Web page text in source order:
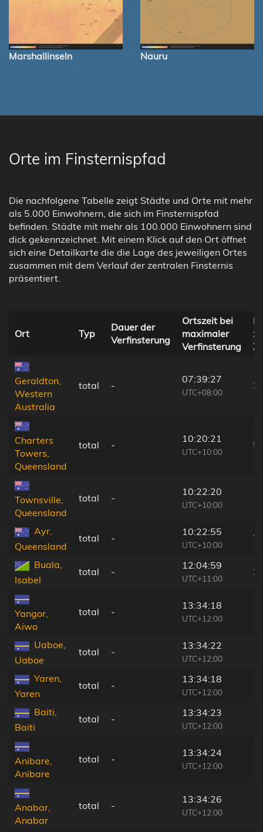
Marshallinseln Nauru
Orte im Finsternispfad
Die nachfolgene Tabelle zeigt Städte und Orte mit mehr
als 5.000 Einwohnern, die sich im Finsternispfad
befinden. Städte mit mehr als 100.000 Einwohnern sind
dick gekennzeichnet. Mit einem Klick auf den Ort öffnet
sich eine Detailkarte die die Lage des jeweiligen Ortes
zusammen mit dem Verlauf der zentralen Finsternis
präsentiert.
Ort Typ
Dauer der
Verfinsterung
Ortszeit bei
maximaler
Verfinsterung
Geraldton,
Western
Australia
total -
07:39:27
UTC+08:00
Charters
Towers,
Queensland
total -
10:20:21
UTC+10:00
Townsville,
Queensland
total -
10:22:20
UTC+10:00
Ayr,
Queensland
total -
10:22:55
UTC+10:00
Buala,
Isabel
total -
12:04:59
UTC+11:00
Yangor,
Aiwo
total -
13:34:18
UTC+12:00
Uaboe,
Uaboe
total -
13:34:22
UTC+12:00
Yaren,
Yaren
total -
13:34:18
UTC+12:00
Baiti,
Baiti
total -
13:34:23
UTC+12:00
Anibare,
Anibare
total -
13:34:24
UTC+12:00
Anabar,
Anabar
total -
13:34:26
UTC+12:00